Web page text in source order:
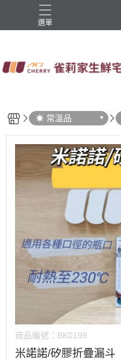
選單
☀ 常溫品
商品編號： BK0199
米諾諾/矽膠折疊漏斗